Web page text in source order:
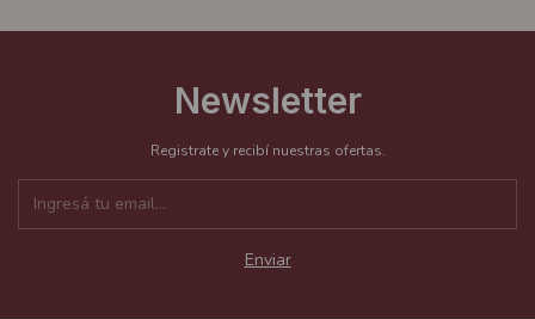
Newsletter
Registrate y recibí nuestras ofertas.